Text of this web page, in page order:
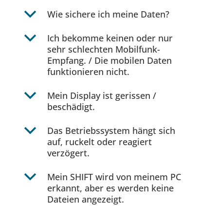
b Wie sichere ich meine Daten?
b
Ich bekomme keinen oder nur
sehr schlechten Mobilfunk-
Empfang. / Die mobilen Daten
funktionieren nicht.
b
Mein Display ist gerissen /
beschädigt.
b
Das Betriebssystem hängt sich
auf, ruckelt oder reagiert
verzögert.
b
Mein SHIFT wird von meinem PC
erkannt, aber es werden keine
Dateien angezeigt.